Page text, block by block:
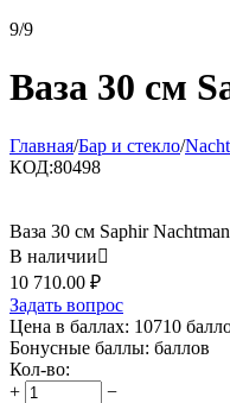
9/9
Ваза 30 см
Главная/Бар и стекло/
КОД:80498
Ваза 30 см Saphir
В наличии
10 710.00 ₽
Задать вопрос
Цена в баллах: 10710
Бонусные баллы: баллов
Кол-во:
+
−